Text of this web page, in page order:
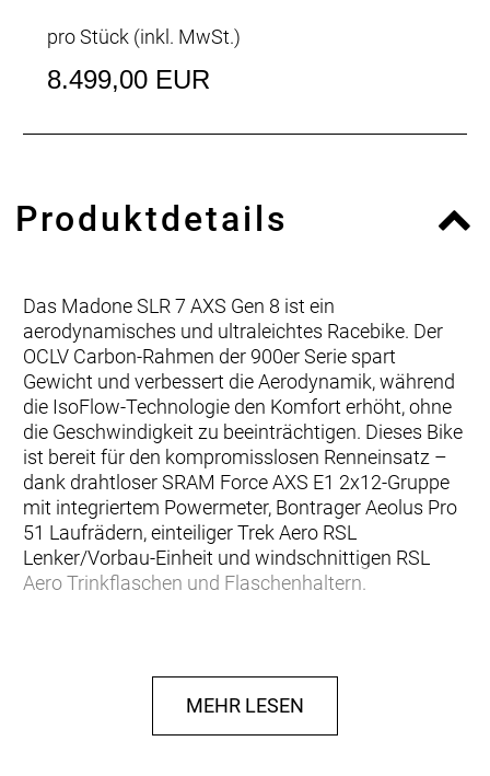
pro Stück (inkl. MwSt.)
8.499,00 EUR
Produktdetails
Das Madone SLR 7 AXS Gen 8 ist ein
aerodynamisches und ultraleichtes Racebike. Der
OCLV Carbon-Rahmen der 900er Serie spart
Gewicht und verbessert die Aerodynamik, während
die IsoFlow-Technologie den Komfort erhöht, ohne
die Geschwindigkeit zu beeinträchtigen. Dieses Bike
ist bereit für den kompromisslosen Renneinsatz –
dank drahtloser SRAM Force AXS E1 2x12-Gruppe
mit integriertem Powermeter, Bontrager Aeolus Pro
51 Laufrädern, einteiliger Trek Aero RSL
Lenker/Vorbau-Einheit und windschnittigen RSL
Aero Trinkflaschen und Flaschenhaltern.
bestes 900 Series OCLV Carbon machen die
8. Generation zu unserem leichtesten Madone Disc
Rahmenset aller Zeiten und so leicht wie das
MEHR LESEN